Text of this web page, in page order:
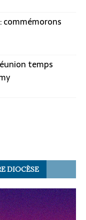
commémorons
temps
DIOCÈSE